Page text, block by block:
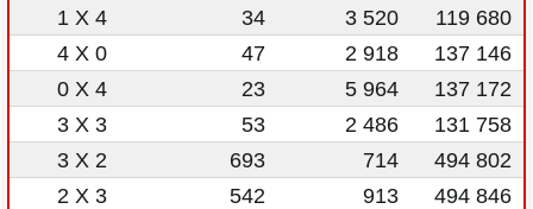
1 X 4
34 3 520
119 680
4 X 0
47 2 918
137 146
0 X 4
23 5 964
137 172
3 X 3
53 2 486
131 758
3 X 2
693 714
494 802
2 X 3
542 913
494 846